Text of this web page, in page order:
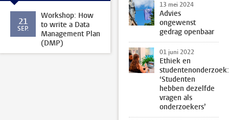
21
SEP.
Workshop: How
to write a Data
Management Plan
(DMP)
13 mei 2024
Advies
ongewenst
gedrag openbaar
01 juni 2022
Ethiek en
studentenonderzoek:
‘Studenten
hebben dezelfde
vragen als
onderzoekers’